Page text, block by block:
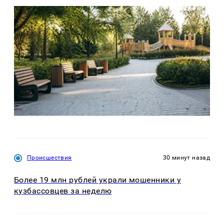
Происшествия 30 минут назад
Более 19 млн рублей украли мошенники у
кузбассовцев за неделю